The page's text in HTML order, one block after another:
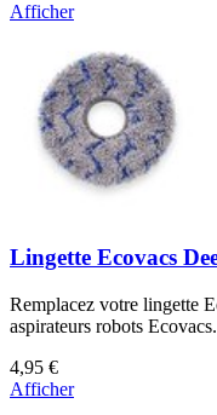
Afficher
Lingette Ecovacs
Remplacez votre lingette
aspirateurs robots Ecovacs.
4,95 €
Afficher